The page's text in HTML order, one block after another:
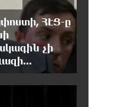
հետևանքով 55-
տեղափոխվել է
ՀԷՑ-ը
չի